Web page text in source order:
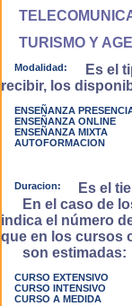
TURISMO Y
Modalidad:
Es el
recibir, los
ENSEÑANZA
ENSEÑANZA ONLINE
ENSEÑANZA MIXTA
AUTOFORMACION
Duracion:
Es el
En el caso de
indica el número
que en los cursos
son estimadas:
CURSO EXTENSIVO
CURSO INTENSIVO
CURSO A MEDIDA